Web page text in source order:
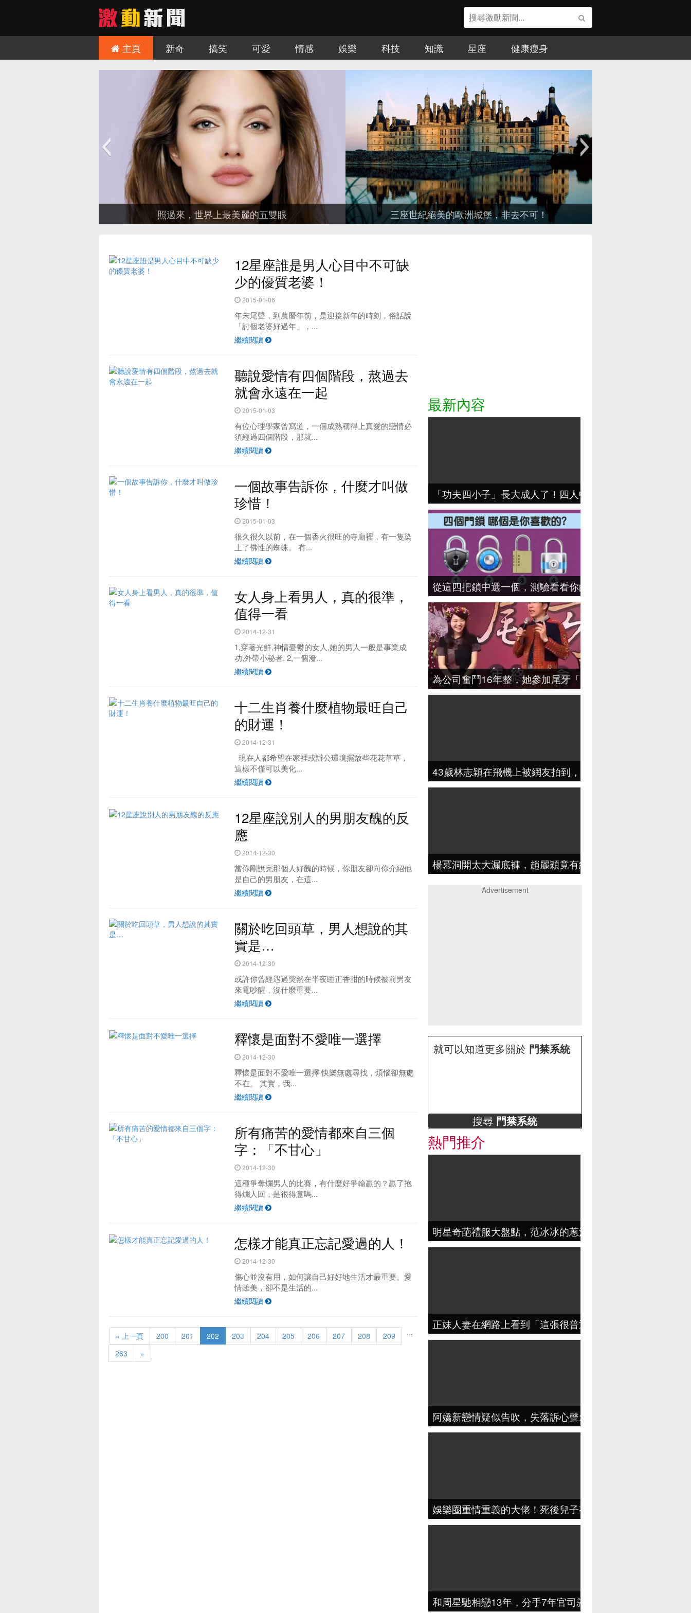
主頁 新奇 搞笑 可愛 情感 娛樂 科技 知識 星座 健康瘦身
慎入！讓人難毛骨悚然的三個旅遊景點 五位世界上最富有的男星，第一名是...
台灣最夯的野餐地點 原來是這！？ 驚悚！5部改編自真實事件的恐怖片
12星座誰是男人心目中不可缺
少的優質老婆！
2015-01-06
年末尾聲，到農曆年前，是迎接新年的時刻，俗話說
「討個老婆好過年」，...
繼續閱讀
聽說愛情有四個階段，熬過去
就會永遠在一起
2015-01-03
有位心理學家曾寫道，一個成熟稱得上真愛的戀情必
須經過四個階段，那就...
繼續閱讀
一個故事告訴你，什麼才叫做
珍惜！
2015-01-03
很久很久以前，在一個香火很旺的寺廟裡，有一隻染
上了佛性的蜘蛛。 有...
繼續閱讀
女人身上看男人，真的很準，
值得一看
2014-12-31
1,穿著光鮮,神情憂鬱的女人,她的男人一般是事業成
功,外帶小秘者. 2,一個潑...
繼續閱讀
十二生肖養什麼植物最旺自己
的財運！
2014-12-31
現在人都希望在家裡或辦公環境擺放些花花草草，
這樣不僅可以美化...
繼續閱讀
12星座說別人的男朋友醜的反
應
2014-12-30
當你剛說完那個人好醜的時候，你朋友卻向你介紹他
是自己的男朋友，在這...
繼續閱讀
關於吃回頭草，男人想說的其
實是…
2014-12-30
或許你曾經遇過突然在半夜睡正香甜的時候被前男友
來電吵醒，沒什麼重要...
繼續閱讀
釋懷是面對不愛唯一選擇
2014-12-30
釋懷是面對不愛唯一選擇 快樂無處尋找，煩惱卻無處
不在。 其實，我...
繼續閱讀
所有痛苦的愛情都來自三個
字：「不甘心」
2014-12-30
這種爭奪爛男人的比賽，有什麼好爭輸贏的？贏了抱
得爛人回，是很得意嗎...
繼續閱讀
怎樣才能真正忘記愛過的人！
2014-12-30
傷心並沒有用，如何讓自己好好地生活才最重要。愛
情雖美，卻不是生活的...
繼續閱讀
« 上一頁 200 201 202 203 204 205 206 207 208 209 ...
263 »
最新內容
「功夫四小子」長大成人了！四人中只有「他」最低調！
從這四把鎖中選一個，測驗看看你的潛在性格！
為公司奮鬥16年整，她參加尾牙「領三個月年終獎」笑開
43歲林志穎在飛機上被網友拍到，粉絲：真人和相片差距這
楊冪洞開太大漏底褲，趙麗穎竟有紋身，最後被迪麗熱巴給
Advertisement
就可以知道更多關於 門禁系統
搜尋 門禁系統
熱門推介
明星奇葩禮服大盤點，范冰冰的蔥油餅，老奶奶不扶就服最
正妹人妻在網路上看到「這張很普通的夜景照」，3秒後她
阿嬌新戀情疑似告吹，失落訴心聲:「他很介意我以前的照
娛樂圈重情重義的大佬！死後兒子有張學友照顧！女兒出嫁
和周星馳相戀13年，分手7年官司就打了5年，聲稱：絕不